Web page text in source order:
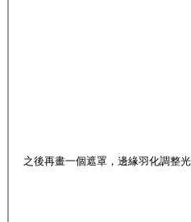
之後再畫一個遮罩，邊緣羽化調整